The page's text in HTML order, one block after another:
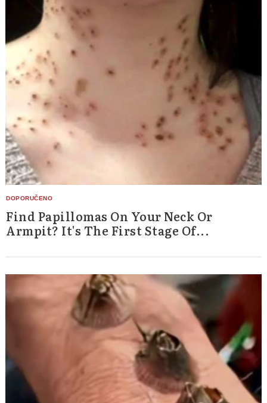
Find Papillomas On Your Neck Or
Armpit? It's The First Stage Of...